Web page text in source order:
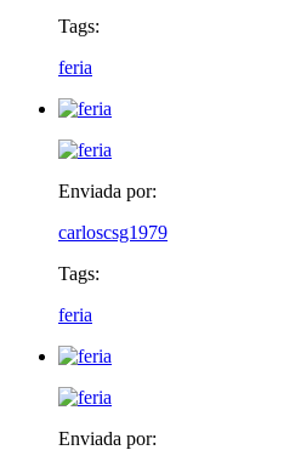
Tags:
feria
Enviada por:
carloscsg1979
Tags:
feria
Enviada por: